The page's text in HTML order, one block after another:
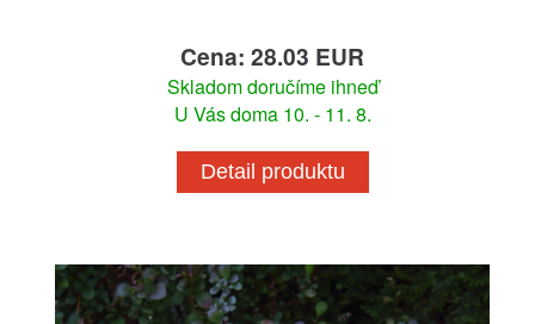
Cena: 28.03 EUR
Skladom doručíme ihneď
U Vás doma 10. - 11. 8.
Detail produktu